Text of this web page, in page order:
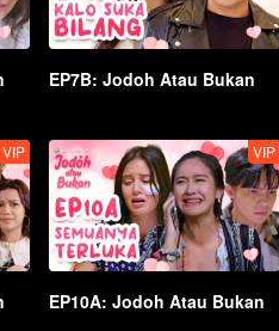
EP7B: Jodoh Atau Bukan
VIP VIP
EP10A: Jodoh Atau Bukan